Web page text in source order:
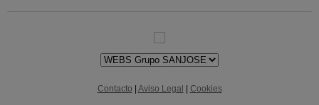
Contacto Aviso Legal Cookies